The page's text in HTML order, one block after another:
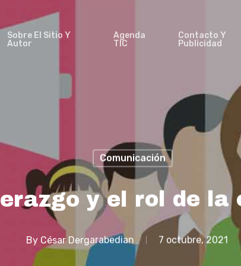
Sobre El Sitio Y
Autor
Agenda
TIC
Contacto Y
Publicidad
Comunicación
y el rol de la
By César Dergarabedian 7 octubre, 2021